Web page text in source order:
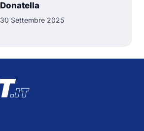
Donatella
30 Settembre 2025